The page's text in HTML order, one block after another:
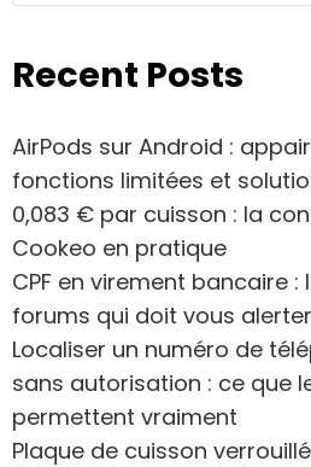
Recent Posts
AirPods sur Android :
fonctions limitées et
0,083 € par cuisson : la
Cookeo en pratique
CPF en virement bancaire
forums qui doit vous alerter
Localiser un numéro de
sans autorisation : ce que
permettent vraiment
Plaque de cuisson